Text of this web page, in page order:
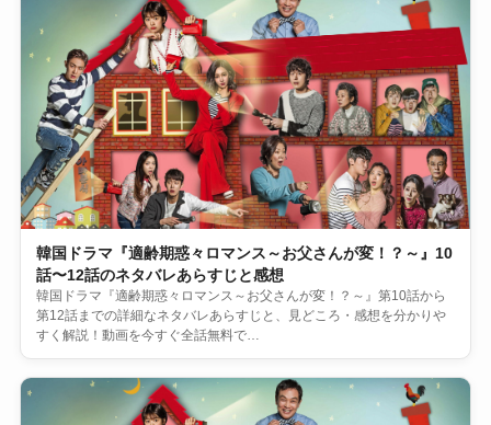
韓国ドラマ『適齢期惑々ロマンス～お父さんが変！？～』10
話〜12話のネタバレあらすじと感想
韓国ドラマ『適齢期惑々ロマンス～お父さんが変！？～』第10話から
第12話までの詳細なネタバレあらすじと、見どころ・感想を分かりや
すく解説！動画を今すぐ全話無料で…